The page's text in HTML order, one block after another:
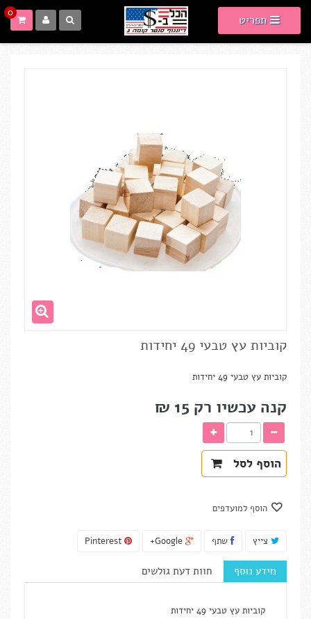
תפריט 0
קוביות עץ טבעי 49 יחידות
קוביות עץ טבעי 49 יחידות
קנה עכשיו רק 15 ₪‎
הוסף לסל
הוסף למועדפים
צייץ שתף
מידע נוסף חוות דעת גולשים
קוביות עץ טבעי 49 יחידות